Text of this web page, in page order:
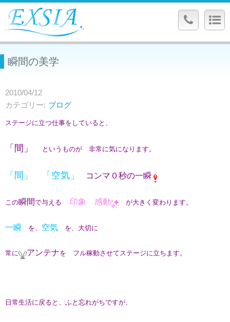
瞬間の美学
2010/04/12
カテゴリー
ブログ
ステージに立つ仕事をしていると、
「間」 というものが 非常に気になります。
「間」 「空気」 コンマ０秒の一瞬
この瞬間で与える 印象 感動 が大きく変わります。
一瞬 を、 空気 を、大切に
常に アンテナを フル稼動させてステージに立ちます。
日常生活に戻ると、ふと忘れがちですが、